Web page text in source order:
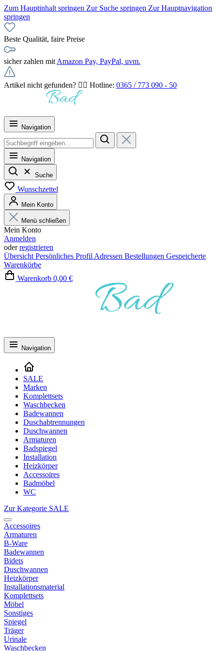
Zum Hauptinhalt springen Zur Suche springen Zur Hauptnavigation
springen
Beste Qualität, faire Preise
sicher zahlen mit Amazon Pay, PayPal, uvm.
Artikel nicht gefunden? 👉🏻 Hotline: 0365 / 773 090 - 50
Navigation
Navigation
Suche
Wunschzettel
Mein Konto
Menü schließen
Mein Konto
Anmelden
oderregistrieren
Übersicht Persönliches Profil Adressen Bestellungen Gespeicherte
Warenkörbe
Warenkorb 0,00 €
Navigation
SALE
Marken
Komplettsets
Waschbecken
Badewannen
Duschabtrennungen
Duschwannen
Armaturen
Badspiegel
Installation
Heizkörper
Accessoires
Badmöbel
WC
Zur Kategorie SALE
Accessoires
Armaturen
B-Ware
Badewannen
Bidets
Duschwannen
Heizkörper
Installationsmaterial
Komplettsets
Möbel
Sonstiges
Spiegel
Träger
Urinale
Waschbecken